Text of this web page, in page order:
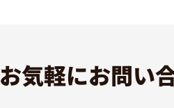
お気軽にお問い